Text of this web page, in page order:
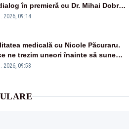
în premieră cu Dr. Mihai Dobra –
2026, 09:14
medicală cu Nicole Păcuraru.
ne trezim uneori înainte să sune
2026, 09:58